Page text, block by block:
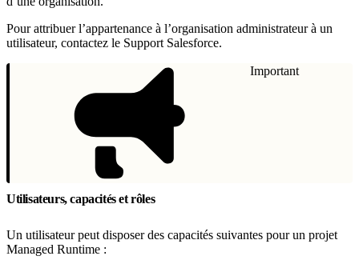
Pour attribuer l’appartenance à l’organisation administrateur à un
utilisateur, contactez le Support Salesforce.
Important
Utilisateurs, capacités et rôles
Un utilisateur peut disposer des capacités suivantes pour un projet
Managed Runtime :